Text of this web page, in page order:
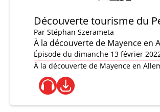
Découverte tourisme du
Par Stéphan Szerameta
À la découverte de Mayence en
Épisode du dimanche 13 février
À la découverte de Mayence en